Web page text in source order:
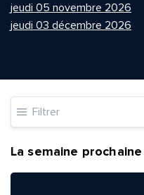
jeudi 05 novembre 2026
jeudi 03 décembre 2026
Filtrer
La semaine prochaine